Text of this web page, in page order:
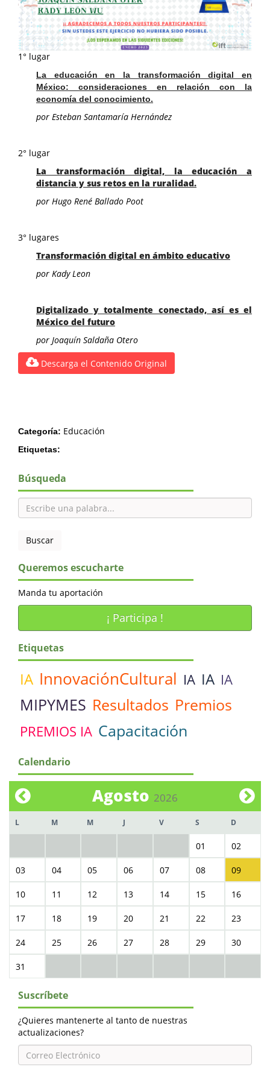
1° lugar
La educación en la transformación digital en
México: consideraciones en relación con la
economía del conocimiento.
por Esteban Santamaría Hernández
2° lugar
La transformación digital, la educación a
distancia y sus retos en la ruralidad.
por Hugo René Ballado Poot
3° lugares
Transformación digital en ámbito educativo
por Kady Leon
Digitalizado y totalmente conectado, así es el
México del futuro
por Joaquín Saldaña Otero
Descarga el Contenido Original
Categoría: Educación
Etiquetas:
Búsqueda
Queremos escucharte
Manda tu aportación
¡ Participa !
Etiquetas
IA InnovaciónCultural IA IA IA
MIPYMES Resultados Premios
PREMIOS IA Capacitación
Calendario
Agosto 2026
L M M J V S D
01 02
03 04 05 06 07 08 09
10 11 12 13 14 15 16
17 18 19 20 21 22 23
24 25 26 27 28 29 30
31
Suscríbete
¿Quieres mantenerte al tanto de nuestras
actualizaciones?